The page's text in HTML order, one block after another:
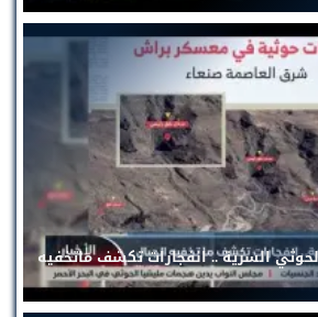
السرية .. انفجارات تكشف ماتخفيه